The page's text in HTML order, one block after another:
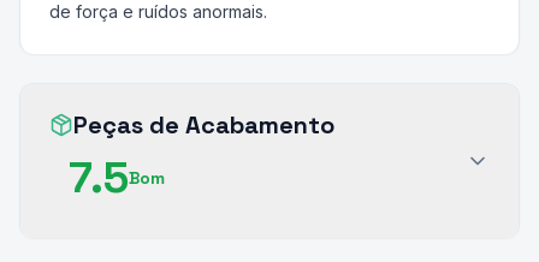
de força e ruídos anormais.
Peças de Acabamento
7.5Bom